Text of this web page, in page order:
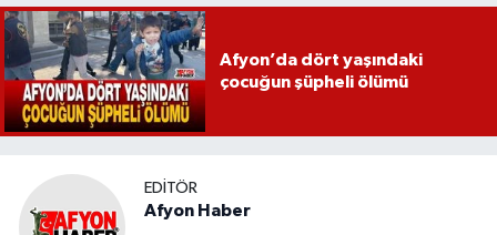
Afyon’da dört yaşındaki
çocuğun şüpheli ölümü
EDITÖR
Afyon Haber